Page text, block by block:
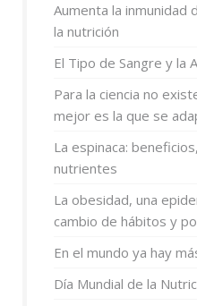
Aumenta la inmunidad
la nutrición
El Tipo de Sangre y la
Para la ciencia no
mejor es la que se
La espinaca:
nutrientes
La obesidad, una
cambio de hábitos y
En el mundo ya hay
Día Mundial de la